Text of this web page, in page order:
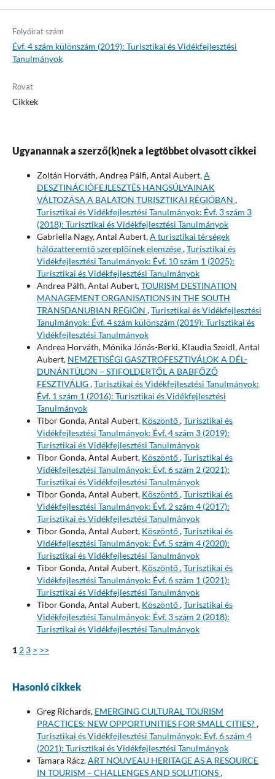
Folyóirat szám
Évf. 4 szám különszám (2019): Turisztikai és Vidékfejlesztési
Tanulmányok
Rovat
Cikkek
Ugyanannak a szerző(k)nek a legtöbbet olvasott cikkei
Zoltán Horváth, Andrea Pálfi, Antal Aubert,A
DESZTINÁCIÓFEJLESZTÉS HANGSÚLYAINAK
VÁLTOZÁSA A BALATON TURISZTIKAI RÉGIÓBAN ,
Turisztikai és Vidékfejlesztési Tanulmányok: Évf. 3 szám 3
(2018): Turisztikai és Vidékfejlesztési Tanulmányok
Gabriella Nagy, Antal Aubert,A turisztikai térségek
hálózatteremtő szereplőinek elemzése,Turisztikai és
Vidékfejlesztési Tanulmányok: Évf. 10 szám 1 (2025):
Turisztikai és Vidékfejlesztési Tanulmányok
Andrea Pálfi, Antal Aubert,TOURISM DESTINATION
MANAGEMENT ORGANISATIONS IN THE SOUTH
TRANSDANUBIAN REGION ,Turisztikai és Vidékfejlesztési
Tanulmányok: Évf. 4 szám különszám (2019): Turisztikai és
Vidékfejlesztési Tanulmányok
Andrea Horváth, Mónika Jónás-Berki, Klaudia Szeidl, Antal
Aubert, NEMZETISÉGI GASZTROFESZTIVÁLOK A DÉL-
DUNÁNTÚLON − STIFOLDERTŐL A BABFŐZŐ
FESZTIVÁLIG,Turisztikai és Vidékfejlesztési Tanulmányok:
Évf. 1 szám 1 (2016): Turisztikai és Vidékfejlesztési
Tanulmányok
Tibor Gonda, Antal Aubert, Köszöntő,Turisztikai és
Vidékfejlesztési Tanulmányok: Évf. 4 szám 3 (2019):
Turisztikai és Vidékfejlesztési Tanulmányok
Tibor Gonda, Antal Aubert, Köszöntő,Turisztikai és
Vidékfejlesztési Tanulmányok: Évf. 6 szám 2 (2021):
Turisztikai és Vidékfejlesztési Tanulmányok
Tibor Gonda, Antal Aubert, Köszöntő,Turisztikai és
Vidékfejlesztési Tanulmányok: Évf. 2 szám 4 (2017):
Turisztikai és Vidékfejlesztési Tanulmányok
Tibor Gonda, Antal Aubert, Köszöntő,Turisztikai és
Vidékfejlesztési Tanulmányok: Évf. 5 szám 4 (2020):
Turisztikai és Vidékfejlesztési Tanulmányok
Tibor Gonda, Antal Aubert, Köszöntő,Turisztikai és
Vidékfejlesztési Tanulmányok: Évf. 6 szám 1 (2021):
Turisztikai és Vidékfejlesztési Tanulmányok
Tibor Gonda, Antal Aubert, Köszöntő,Turisztikai és
Vidékfejlesztési Tanulmányok: Évf. 3 szám 2 (2018):
Turisztikai és Vidékfejlesztési Tanulmányok
1 2 3 > >>
Hasonló cikkek
Greg Richards, EMERGING CULTURAL TOURISM
PRACTICES: NEW OPPORTUNITIES FOR SMALL CITIES?,
Turisztikai és Vidékfejlesztési Tanulmányok: Évf. 6 szám 4
(2021): Turisztikai és Vidékfejlesztési Tanulmányok
Tamara Rácz,ART NOUVEAU HERITAGE AS A RESOURCE
IN TOURISM – CHALLENGES AND SOLUTIONS,